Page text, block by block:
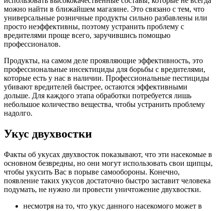
можно найти в ближайшем магазине. Это связано с тем, что
универсальные розничные продукты сильно разбавлены или
просто неэффективны, поэтому устранить проблему с
вредителями проще всего, заручившись помощью
профессионалов.
Продукты, на самом деле проявляющие эффективность, это
профессиональные инсектициды для борьбы с вредителями,
которые есть у нас в наличии. Профессиональные пестициды
убивают вредителей быстрее, остаются эффективными
дольше. Для каждого этапа обработки потребуется лишь
небольшое количество вещества, чтобы устранить проблему
надолго.
Укус двухвостки
Факты об укусах двухвосток показывают, что эти насекомые в
основном безвредны, но они могут использовать свои щипцы,
чтобы укусить Вас в порыве самообороны. Конечно,
появление таких укусов достаточно быстро заставит человека
подумать, не нужно ли провести уничтожение двухвостки.
несмотря на то, что укус данного насекомого может в